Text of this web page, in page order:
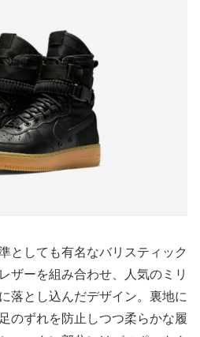
としても有名なバリスティック
ザーを組み合わせ、人気のミリ
落とし込んだデザイン。裏地に
のずれを防止しつつ柔らかな履